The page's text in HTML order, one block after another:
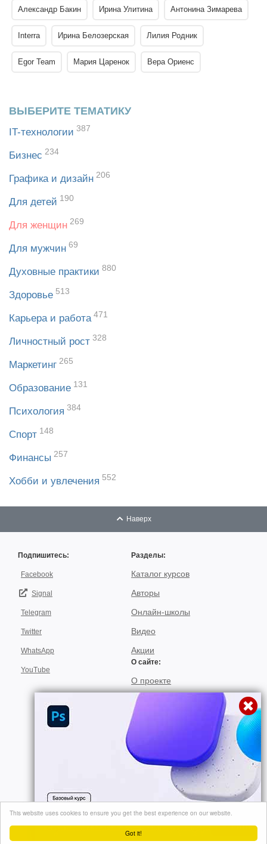
Got it!
This website uses cookies to ensure you get the best experience on our website.
Александр Бакин Ирина Улитина Антонина Зимарева
Interra Ирина Белозерская Лилия Родник
Egor Team Мария Царенок Вера Ориенс
ВЫБЕРИТЕ ТЕМАТИКУ
IT-технологии 387
Бизнес 234
Графика и дизайн 206
Для детей 190
Для женщин 269
Для мужчин 69
Духовные практики 880
Здоровье 513
Карьера и работа 471
Личностный рост 328
Маркетинг 265
Образование 131
Психология 384
Спорт 148
Финансы 257
Хобби и увлечения 552
Наверх
Подпишитесь:
Facebook
Signal
Telegram
Twitter
WhatsApp
YouTube
Разделы:
Каталог курсов
Авторы
Онлайн-школы
Видео
Акции
О сайте:
О проекте
Для авторов
Договор пользования
Использование материалов
Подписка
© 2026, "video-kursi.net". Лучшие тренинги и курсы в одном месте. Все
права на материалы, находящиеся на сайте, охраняются в соответствии
с законодательством..
Перейти